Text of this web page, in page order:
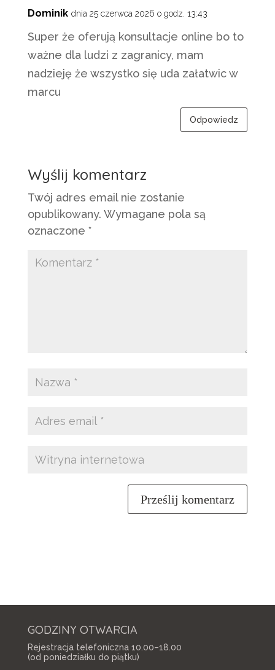
Dominik dnia 25 czerwca 2026 o godz. 13:43
Super że oferują konsultacje online bo to
ważne dla ludzi z zagranicy, mam
nadzieję że wszystko się uda załatwic w
marcu
Odpowiedz
Wyślij komentarz
Twój adres email nie zostanie
opublikowany. Wymagane pola są
oznaczone *
Prześlij komentarz
GODZINY OTWARCIA
Rejestracja telefoniczna 10.00–18.00
(od poniedziałku do piątku)